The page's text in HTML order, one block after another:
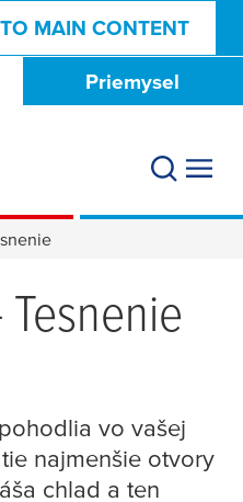
MAIN CONTENT
Priemysel
vo vašej
najmenšie otvory
chlad a ten